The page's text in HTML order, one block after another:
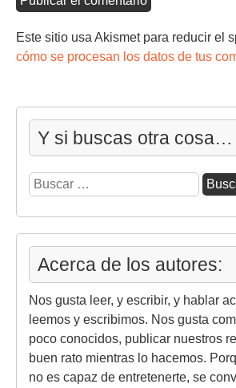
Este sitio usa Akismet para reducir el
cómo se procesan los datos de tus
Y si buscas otra cosa…
Buscar:
Acerca de los autores:
Nos gusta leer, y escribir, y hablar
leemos y escribimos. Nos gusta
poco conocidos, publicar nuestros
buen rato mientras lo hacemos.
no es capaz de entretenerte, se